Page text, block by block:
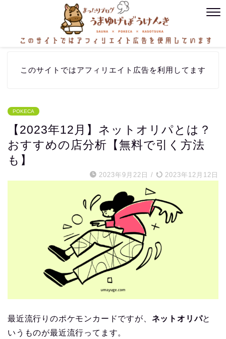
このサイトではアフィリエイト広告を利用してます
POKECA
【2023年12月】ネットオリパとは？
おすすめの店分析【無料で引く方法
も】
2023年9月22日 / 2023年12月12日
最近流行りのポケモンカードですが、 ネットオリパと
いうものが最近流行ってます。